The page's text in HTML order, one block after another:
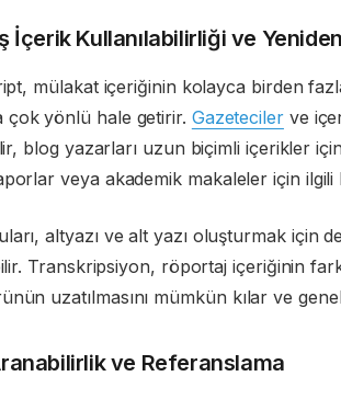
İçerik Kullanılabilirliği ve
mülakat içeriğinin kolayca birden
çok yönlü hale getirir. Gazetecilerve
blog yazarları uzun biçimli içerikler
veya akademik makaleler için
altyazı ve alt yazı oluşturmak için
Transkripsiyon, röportaj içeriğinin
uzatılmasını mümkün kılar ve
ve Referanslama